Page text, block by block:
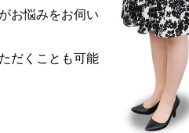
お悩みをお伺い
だくことも可能